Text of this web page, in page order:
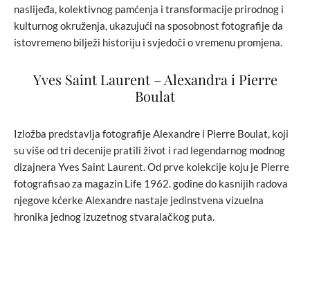
naslijeđa, kolektivnog pamćenja i transformacije prirodnog i
kulturnog okruženja, ukazujući na sposobnost fotografije da
istovremeno bilježi historiju i svjedoči o vremenu promjena.
Yves Saint Laurent – Alexandra i Pierre
Boulat
Izložba predstavlja fotografije Alexandrе i Pierre Boulat, koji
su više od tri decenije pratili život i rad legendarnog modnog
dizajnera Yves Saint Laurent. Od prve kolekcije koju je Pierre
fotografisao za magazin Life 1962. godine do kasnijih radova
njegove kćerke Alexandrе nastaje jedinstvena vizuelna
hronika jednog izuzetnog stvaralačkog puta.